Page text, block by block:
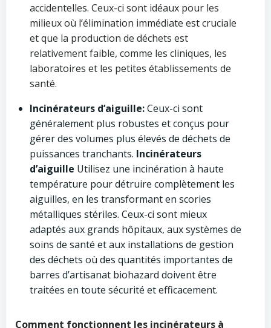
accidentelles. Ceux-ci sont idéaux pour les
milieux où l’élimination immédiate est cruciale
et que la production de déchets est
relativement faible, comme les cliniques, les
laboratoires et les petites établissements de
santé.
Incinérateurs d’aiguille:Ceux-ci sont
généralement plus robustes et conçus pour
gérer des volumes plus élevés de déchets de
puissances tranchants. Incinérateurs
d’aiguille Utilisez une incinération à haute
température pour détruire complètement les
aiguilles, en les transformant en scories
métalliques stériles. Ceux-ci sont mieux
adaptés aux grands hôpitaux, aux systèmes de
soins de santé et aux installations de gestion
des déchets où des quantités importantes de
barres d’artisanat biohazard doivent être
traitées en toute sécurité et efficacement.
Comment fonctionnent les incinérateurs à